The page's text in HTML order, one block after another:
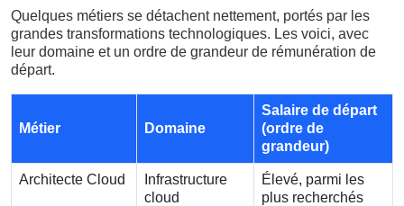
Quelques métiers se détachent nettement, portés par les
grandes transformations technologiques. Les voici, avec
leur domaine et un ordre de grandeur de rémunération de
départ.
Métier Domaine
Salaire de départ
(ordre de
grandeur)
Architecte Cloud
Infrastructure
cloud
Élevé, parmi les
plus recherchés